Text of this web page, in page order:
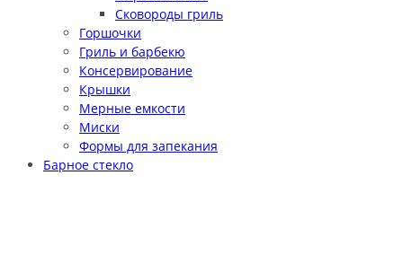
Сковороды гриль
Горшочки
Гриль и барбекю
Консервирование
Крышки
Мерные емкости
Миски
Формы для запекания
Барное стекло